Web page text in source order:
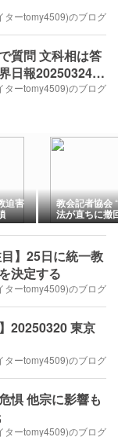
ターtomy4509)のブログ
質問 文科相は答
日報20250324第
ターtomy4509)のブログ
迫害 教会記者協会
法が直ちに撤
場合、画一的
】25日に統一教
決定する
ターtomy4509)のブログ
20250320 東京
ターtomy4509)のブログ
惧 他宗に影響も
ターtomy4509)のブログ